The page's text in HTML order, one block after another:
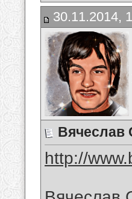
30.11.2014,
Вячеслав
http://